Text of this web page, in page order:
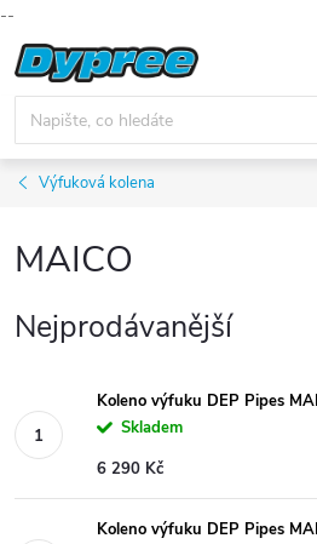
--
Přejít
na
obsah
Výfuková kolena
MAICO
Nejprodávanější
Koleno výfuku DEP Pipes
Skladem
6 290 Kč
Koleno výfuku DEP Pipes